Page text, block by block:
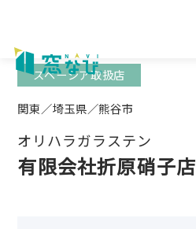
content
関東／埼玉県／熊谷市
オリハラガラステン
有限会社折原硝子店
スペーシア取扱店